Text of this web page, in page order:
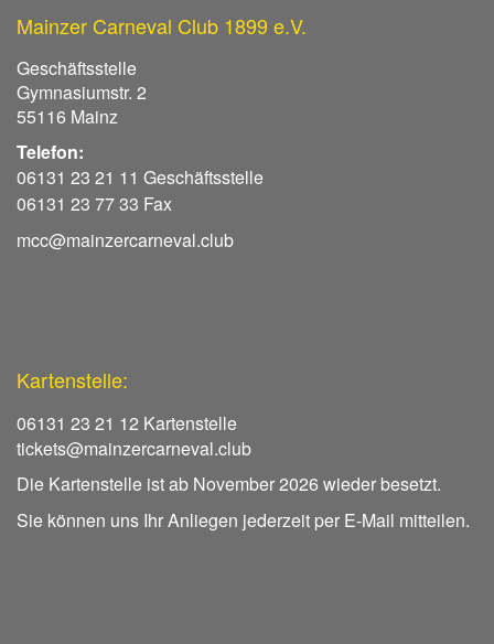
Mainzer Carneval Club 1899 e.V.
Geschäftsstelle
Gymnasiumstr. 2
55116 Mainz
Telefon:
06131 23 21 11 Geschäftsstelle
06131 23 77 33 Fax
mcc@mainzercarneval.club
Kartenstelle:
06131 23 21 12 Kartenstelle
tickets@mainzercarneval.club
Die Kartenstelle ist ab November 2026 wieder besetzt.
Sie können uns Ihr Anliegen jederzeit per E-Mail mitteilen.